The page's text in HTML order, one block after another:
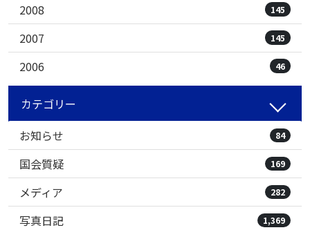
2008 145
2007 145
2006 46
カテゴリー
お知らせ
84
国会質疑 169
メディア 282
写真日記 1,369